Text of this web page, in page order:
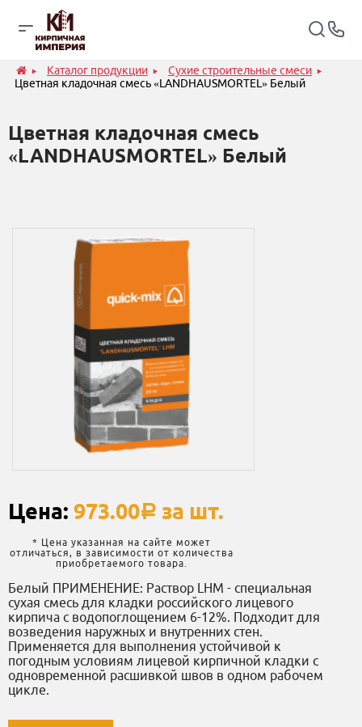
Каталог продукции
Сухие строительные смеси
Цветная кладочная смесь «LANDHAUSMORTEL» Белый
Цветная кладочная смесь
«LANDHAUSMORTEL» Белый
Цена: 973.00a за шт.
* Цена указанная на сайте может
отличаться, в зависимости от количества
приобретаемого товара.
Белый ПРИМЕНЕНИЕ: Раствор LHM - специальная
сухая смесь для кладки российского лицевого
кирпича c водопоглощением 6-12%. Подходит для
возведения наружных и внутренних стен.
Применяется для выполнения устойчивой к
погодным условиям лицевой кирпичной кладки с
одновременной расшивкой швов в одном рабочем
цикле.